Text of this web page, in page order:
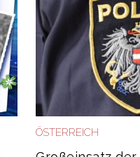
ÖSTERREICH